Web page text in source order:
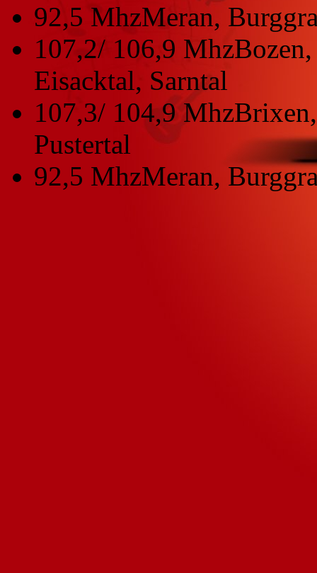
92,5 MhzMeran,
107,2/ 106,9 Mhz
Eisacktal, Sarntal
107,3/ 104,9 Mhz
Pustertal
92,5 MhzMeran,